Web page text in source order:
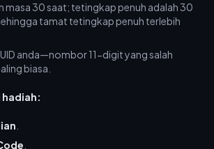
masa 30 saat; tetingkap penuh adalah 30
tamat tetingkap penuh terlebih
anda—nombor 11-digit yang salah
biasa.
hadiah: